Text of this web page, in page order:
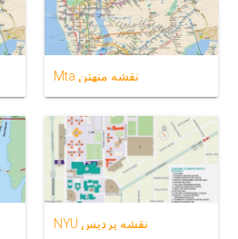
Mta نقشه منهتن
NYU نقشه پردیس